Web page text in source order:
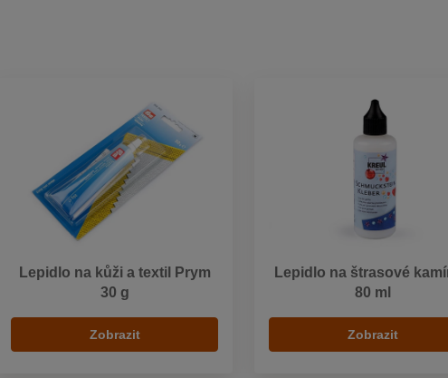
Lepidlo na kůži a textil Prym
30 g
Zobrazit
Lepidlo na štrasové
80 ml
Zobrazit